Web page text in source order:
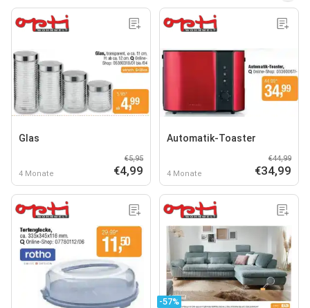
Glas
4 Monate
€5,95
€4,99
Automatik-Toaster
4 Monate
€44,99
€34,99
-57%